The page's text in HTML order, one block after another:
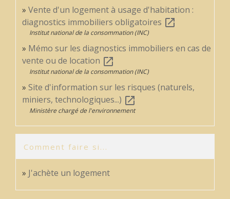
Vente d'un logement à usage d'habitation :
diagnostics immobiliers obligatoires open_in_new
Institut national de la consommation (INC)
Mémo sur les diagnostics immobiliers en cas de
vente ou de location open_in_new
Institut national de la consommation (INC)
Site d'information sur les risques (naturels,
miniers, technologiques...) open_in_new
Ministère chargé de l'environnement
Comment faire si...
J'achète un logement